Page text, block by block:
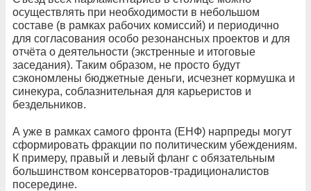
осуществлять при необходимости в небольшом
составе (в рамках рабочих комиссий) и периодично
для согласования особо резонансных проектов и для
отчёта о деятельности (экстренные и итоговые
заседания). Таким образом, не просто будут
сэкономлены бюджетные деньги, исчезнет кормушка и
синекура, соблазнительная для карьеристов и
бездельников.
А уже в рамках самого фронта (ЕНФ) нарпреды могут
сформировать фракции по политическим убеждениям.
К примеру, правый и левый фланг с обязательным
большинством консерваторов-традиционалистов
посередине.